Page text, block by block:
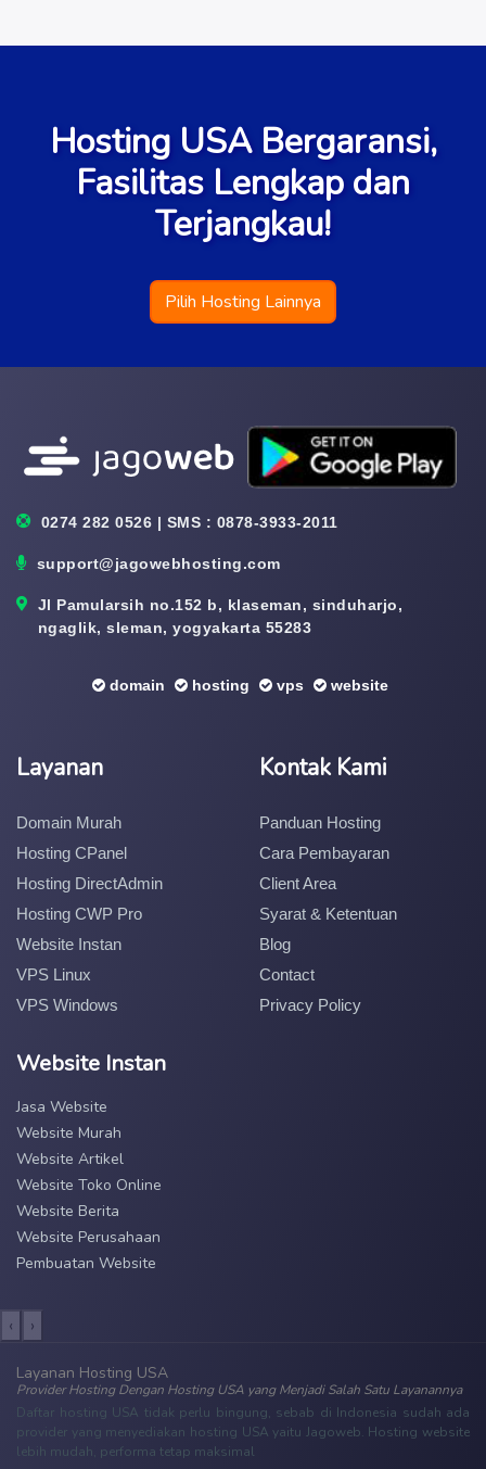
Hosting USA Bergaransi,
Fasilitas Lengkap dan
Terjangkau!
Pilih Hosting Lainnya
0274 282 0526 | SMS : 0878-3933-2011
support@jagowebhosting.com
Jl Pamularsih no.152 b, klaseman, sinduharjo,
ngaglik, sleman, yogyakarta 55283
domain hosting vps website
Layanan
Domain Murah
Hosting CPanel
Hosting DirectAdmin
Hosting CWP Pro
Website Instan
VPS Linux
VPS Windows
Kontak Kami
Panduan Hosting
Cara Pembayaran
Client Area
Syarat & Ketentuan
Blog
Contact
Privacy Policy
Website Instan
Jasa Website
Website Murah
Website Artikel
Website Toko Online
Website Berita
Website Perusahaan
Pembuatan Website
‹ ›
Layanan Hosting USA
Provider Hosting Dengan Hosting USA yang Menjadi Salah Satu Layanannya
Daftar hosting USA tidak perlu bingung, sebab di Indonesia sudah ada
provider yang menyediakan hosting USA yaitu Jagoweb. Hosting website
lebih mudah, performa tetap maksimal